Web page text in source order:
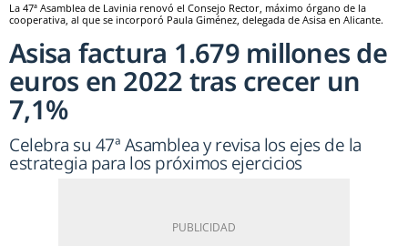
La 47ª Asamblea de Lavinia renovó el Consejo Rector, máximo órgano de la
cooperativa, al que se incorporó Paula Giménez, delegada de Asisa en Alicante.
Asisa factura 1.679 millones de
euros en 2022 tras crecer un
7,1%
Celebra su 47ª Asamblea y revisa los ejes de la
estrategia para los próximos ejercicios